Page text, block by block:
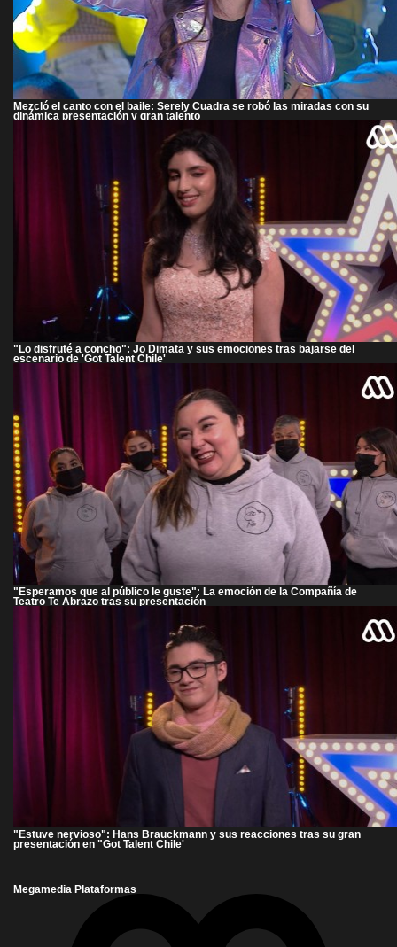
Mezcló el canto con el baile: Serely Cuadra se robó las miradas con su
dinámica presentación y gran talento
"Lo disfruté a concho": Jo Dimata y sus emociones tras bajarse del
escenario de 'Got Talent Chile'
"Esperamos que al público le guste": La emoción de la Compañía de
Teatro Te Abrazo tras su presentación
"Estuve nervioso": Hans Brauckmann y sus reacciones tras su gran
presentación en "Got Talent Chile'
Megamedia Plataformas